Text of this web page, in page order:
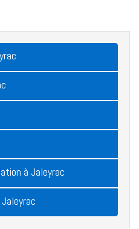
à Jaleyrac